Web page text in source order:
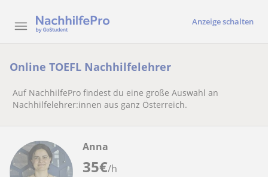
Anzeige schalten
Online TOEFL Nachhilfelehrer
Auf NachhilfePro findest du eine große Auswahl an
Nachhilfelehrer:innen aus ganz Österreich.
35€/h
Anna